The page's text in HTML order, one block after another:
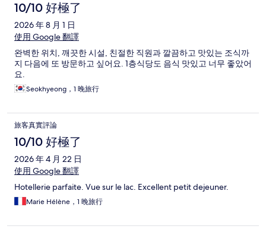
10/10 好極了
2026 年 8 月 1 日
使用 Google 翻譯
완벽한 위치, 깨끗한 시설, 친절한 직원과 깔끔하고 맛있는 조식까
지 다음에 또 방문하고 싶어요. 1층식당도 음식 맛있고 너무 좋았어
요.
Seokhyeong，1 晚旅行
旅客真實評論
10/10 好極了
2026 年 4 月 22 日
使用 Google 翻譯
Hotellerie parfaite. Vue sur le lac. Excellent petit dejeuner.
Marie Hélène，1 晚旅行